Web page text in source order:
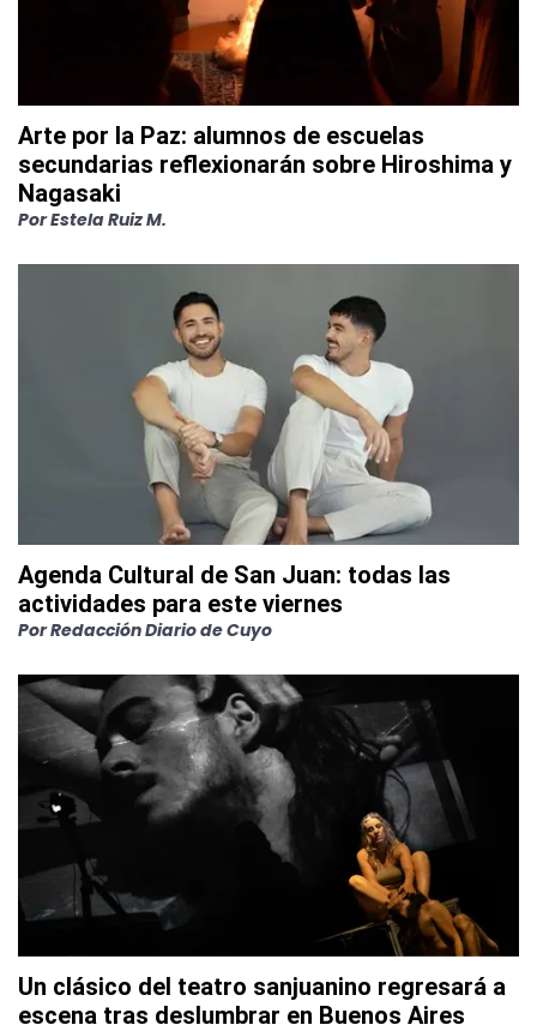
Arte por la Paz: alumnos de escuelas
secundarias reflexionarán sobre Hiroshima y
Nagasaki
PorEstela Ruiz M.
Agenda Cultural de San Juan: todas las
actividades para este viernes
PorRedacción Diario de Cuyo
Un clásico del teatro sanjuanino regresará a
escena tras deslumbrar en Buenos Aires